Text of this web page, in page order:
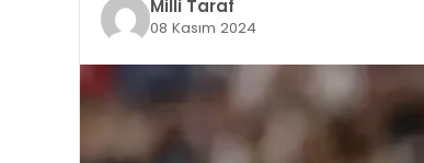
Milli Taraf
08 Kasım 2024